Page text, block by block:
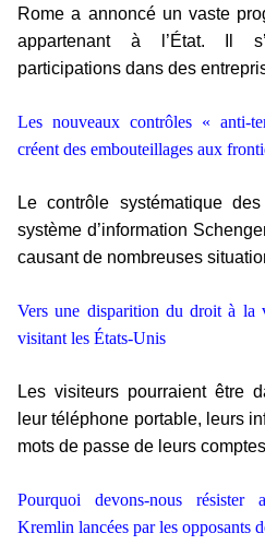
Rome a annoncé un vaste
appartenant à l’État. Il
participations dans des
Les nouveaux contrôles « anti-
créent des embouteillages aux
Le contrôle systématique
système d’information
causant de nombreuses
Vers une disparition du droit à la
visitant les États-Unis
Les visiteurs pourraient être
leur téléphone portable, leurs
mots de passe de leurs
Pourquoi devons-nous résister
Kremlin lancées par les opposants